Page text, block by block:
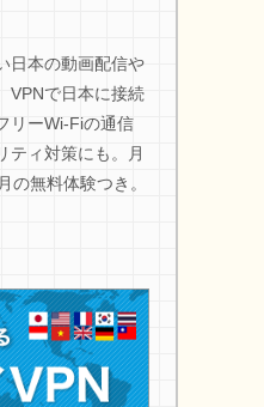
日本の動画配信や
VPNで日本に接続
リーWi-Fiの通信
ティ対策にも。月
の無料体験つき。